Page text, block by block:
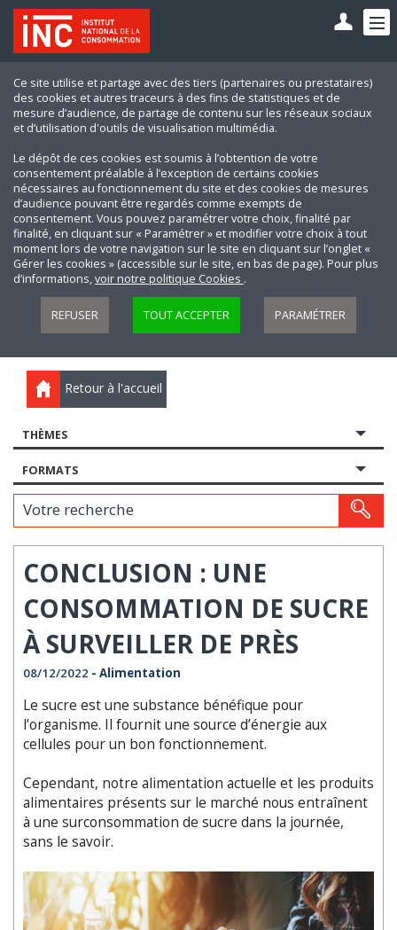
Ce site utilise et partage avec des tiers (partenaires ou prestataires)
des cookies et autres traceurs à des fins de statistiques et de
mesure d’audience, de partage de contenu sur les réseaux sociaux
et d’utilisation d'outils de visualisation multimédia.
Le dépôt de ces cookies est soumis à l’obtention de votre
consentement préalable à l’exception de certains cookies
nécessaires au fonctionnement du site et des cookies de mesures
d’audience pouvant être regardés comme exempts de
consentement. Vous pouvez paramétrer votre choix, finalité par
finalité, en cliquant sur « Paramétrer » et modifier votre choix à tout
moment lors de votre navigation sur le site en cliquant sur l’onglet «
Gérer les cookies » (accessible sur le site, en bas de page). Pour plus
d’informations,voir notre politique Cookies .
REFUSER TOUT ACCEPTER PARAMÉTRER
Retour à l'accueil
THÈMES
FORMATS
Votre recherche
CONCLUSION : UNE
CONSOMMATION DE SUCRE
À SURVEILLER DE PRÈS
08/12/2022 - Alimentation
Le sucre est une substance bénéfique pour
l’organisme. Il fournit une source d’énergie aux
cellules pour un bon fonctionnement.
Cependant, notre alimentation actuelle et les produits
alimentaires présents sur le marché nous entraînent
à une surconsommation de sucre dans la journée,
sans le savoir.